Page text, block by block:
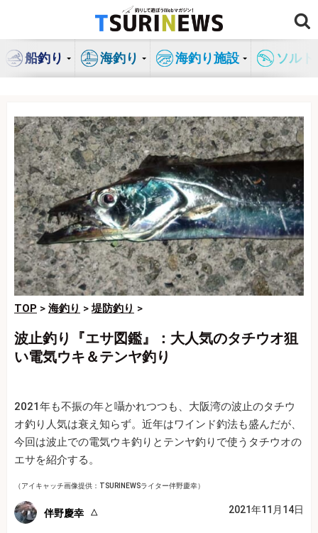
ン
船釣り 海釣り 海釣り施設 ソル
TOP > 海釣り >堤防釣り >
波止釣り『エサ図鑑』：大人気のタチウオ狙
い電気ウキ＆テンヤ釣り
2021年も不振の年と囁かれつつも、大阪湾の波止のタチウ
オ釣り人気は衰え知らず。近年はワインド釣法も盛んだが、
今回は波止での電気ウキ釣りとテンヤ釣りで使うタチウオの
エサを紹介する。
（アイキャッチ画像提供：TSURINEWSライター伴野慶幸）
伴野慶幸 2021年11月14日